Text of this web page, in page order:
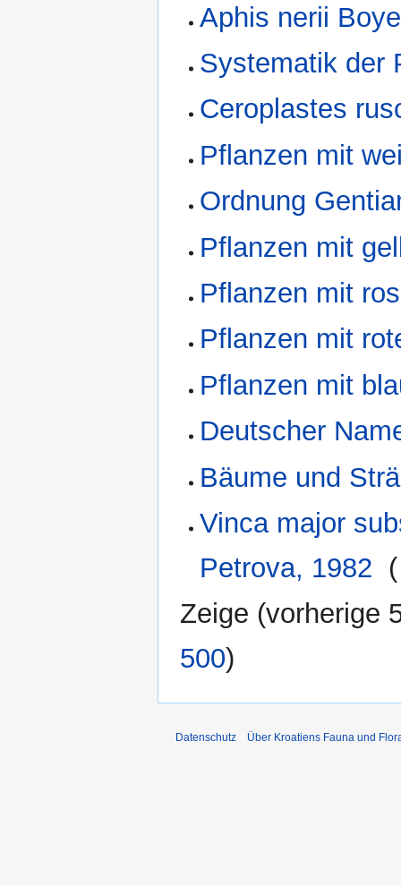
Aphis nerii
Systematik der
Ceroplastes
Pflanzen mit
Ordnung
Pflanzen mit
Pflanzen mit
Pflanzen mit
Pflanzen mit
Deutscher
Bäume und
Vinca major
Petrova, 1982 (
Zeige (vorherige
500)
Datenschutz Über Kroatiens Fauna und